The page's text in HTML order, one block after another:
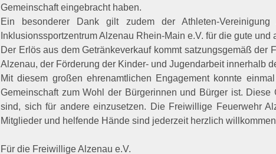
Gemeinschaft eingebracht haben.
Ein besonderer Dank gilt zudem der Athleten-
Inklusionssportzentrum Alzenau Rhein-Main e.V. für die gute
Der Erlös aus dem Getränkeverkauf kommt satzungsgemäß
Alzenau, der Förderung der Kinder- und Jugendarbeit innerhalb
Mit diesem großen ehrenamtlichen Engagement konnte
Gemeinschaft zum Wohl der Bürgerinnen und Bürger ist.
sind, sich für andere einzusetzen. Die Freiwillige Feuerwehr
Mitglieder und helfende Hände sind jederzeit herzlich
Für die Freiwillige Alzenau e.V.